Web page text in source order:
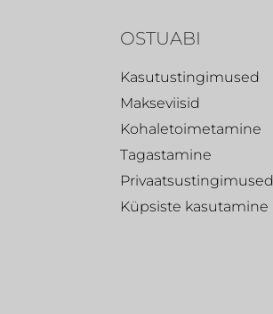
OSTUABI
Kasutustingimused
Makseviisid
Kohaletoimetamine
Tagastamine
Privaatsustingimused
Küpsiste kasutamine